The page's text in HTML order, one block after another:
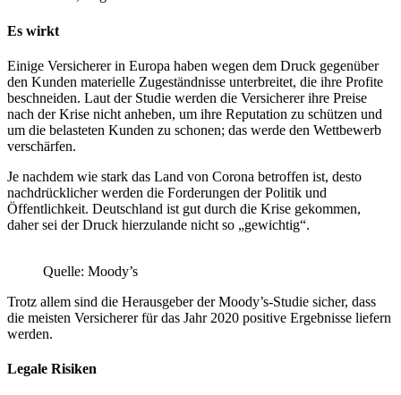
Es wirkt
Einige Versicherer in Europa haben wegen dem Druck gegenüber
den Kunden materielle Zugeständnisse unterbreitet, die ihre Profite
beschneiden. Laut der Studie werden die Versicherer ihre Preise
nach der Krise nicht anheben, um ihre Reputation zu schützen und
um die belasteten Kunden zu schonen; das werde den Wettbewerb
verschärfen.
Je nachdem wie stark das Land von Corona betroffen ist, desto
nachdrücklicher werden die Forderungen der Politik und
Öffentlichkeit. Deutschland ist gut durch die Krise gekommen,
daher sei der Druck hierzulande nicht so „gewichtig“.
Quelle: Moody’s
Trotz allem sind die Herausgeber der Moody’s-Studie sicher, dass
die meisten Versicherer für das Jahr 2020 positive Ergebnisse liefern
werden.
Legale Risiken